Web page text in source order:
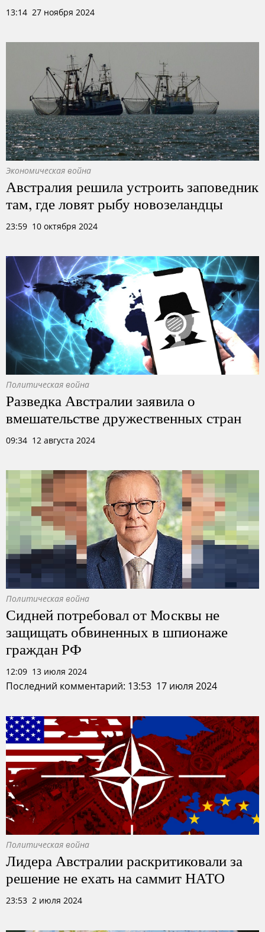
13:14 27 ноября 2024
Экономическая война
Австралия решила устроить заповедник
там, где ловят рыбу новозеландцы
23:59 10 октября 2024
Политическая война
Разведка Австралии заявила о
вмешательстве дружественных стран
09:34 12 августа 2024
Политическая война
Сидней потребовал от Москвы не
защищать обвиненных в шпионаже
граждан РФ
12:09 13 июля 2024
Последний комментарий: 13:53 17 июля 2024
Политическая война
Лидера Австралии раскритиковали за
решение не ехать на саммит НАТО
23:53 2 июля 2024